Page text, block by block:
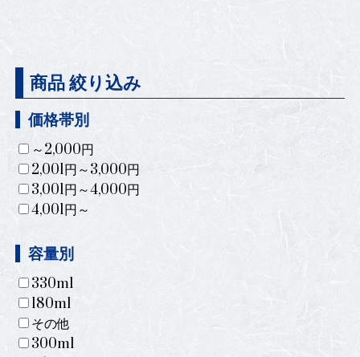
商品 絞り込み
価格帯別
～2,000円
2,001円～3,000円
3,001円～4,000円
4,001円～
容量別
330ml
180ml
その他
300ml